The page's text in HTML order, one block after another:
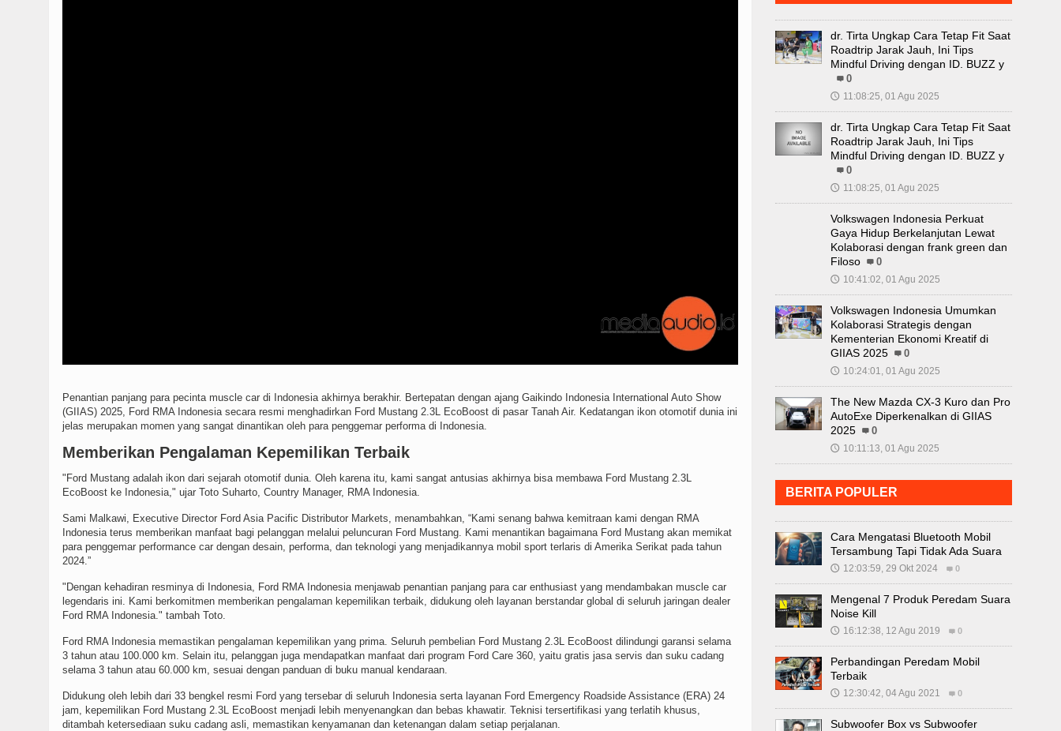
Penantian panjang para pecinta muscle car di Indonesia akhirnya berakhir. Bertepatan dengan ajang Gaikindo Indonesia International Auto Show
(GIIAS) 2025, Ford RMA Indonesia secara resmi menghadirkan Ford Mustang 2.3L EcoBoost di pasar Tanah Air. Kedatangan ikon otomotif dunia ini
jelas merupakan momen yang sangat dinantikan oleh para penggemar performa di Indonesia.
Memberikan Pengalaman Kepemilikan Terbaik
"Ford Mustang adalah ikon dari sejarah otomotif dunia. Oleh karena itu, kami sangat antusias akhirnya bisa membawa Ford Mustang 2.3L
EcoBoost ke Indonesia," ujar Toto Suharto, Country Manager, RMA Indonesia.
Sami Malkawi, Executive Director Ford Asia Pacific Distributor Markets, menambahkan, “Kami senang bahwa kemitraan kami dengan RMA
Indonesia terus memberikan manfaat bagi pelanggan melalui peluncuran Ford Mustang. Kami menantikan bagaimana Ford Mustang akan memikat
para penggemar performance car dengan desain, performa, dan teknologi yang menjadikannya mobil sport terlaris di Amerika Serikat pada tahun
2024.”
"Dengan kehadiran resminya di Indonesia, Ford RMA Indonesia menjawab penantian panjang para car enthusiast yang mendambakan muscle car
legendaris ini. Kami berkomitmen memberikan pengalaman kepemilikan terbaik, didukung oleh layanan berstandar global di seluruh jaringan dealer
Ford RMA Indonesia." tambah Toto.
Ford RMA Indonesia memastikan pengalaman kepemilikan yang prima. Seluruh pembelian Ford Mustang 2.3L EcoBoost dilindungi garansi selama
3 tahun atau 100.000 km. Selain itu, pelanggan juga mendapatkan manfaat dari program Ford Care 360, yaitu gratis jasa servis dan suku cadang
selama 3 tahun atau 60.000 km, sesuai dengan panduan di buku manual kendaraan.
Didukung oleh lebih dari 33 bengkel resmi Ford yang tersebar di seluruh Indonesia serta layanan Ford Emergency Roadside Assistance (ERA) 24
jam, kepemilikan Ford Mustang 2.3L EcoBoost menjadi lebih menyenangkan dan bebas khawatir. Teknisi tersertifikasi yang terlatih khusus,
ditambah ketersediaan suku cadang asli, memastikan kenyamanan dan ketenangan dalam setiap perjalanan.
dr. Tirta Ungkap Cara Tetap Fit Saat
Roadtrip Jarak Jauh, Ini Tips
Mindful Driving dengan ID. BUZZ y
0
🕔 11:08:25, 01 Agu 2025
dr. Tirta Ungkap Cara Tetap Fit Saat
Roadtrip Jarak Jauh, Ini Tips
Mindful Driving dengan ID. BUZZ y
0
🕔 11:08:25, 01 Agu 2025
Volkswagen Indonesia Perkuat
Gaya Hidup Berkelanjutan Lewat
Kolaborasi dengan frank green dan
Filoso
0
🕔 10:41:02, 01 Agu 2025
Volkswagen Indonesia Umumkan
Kolaborasi Strategis dengan
Kementerian Ekonomi Kreatif di
GIIAS 2025
0
🕔 10:24:01, 01 Agu 2025
The New Mazda CX-3 Kuro dan Pro
AutoExe Diperkenalkan di GIIAS
2025
0
🕔 10:11:13, 01 Agu 2025
BERITA POPULER
Cara Mengatasi Bluetooth Mobil
Tersambung Tapi Tidak Ada Suara
🕔 12:03:59, 29 Okt 2024 0
Mengenal 7 Produk Peredam Suara
Noise Kill
🕔 16:12:38, 12 Agu 2019 0
Perbandingan Peredam Mobil
Terbaik
🕔 12:30:42, 04 Agu 2021 0
Subwoofer Box vs Subwoofer